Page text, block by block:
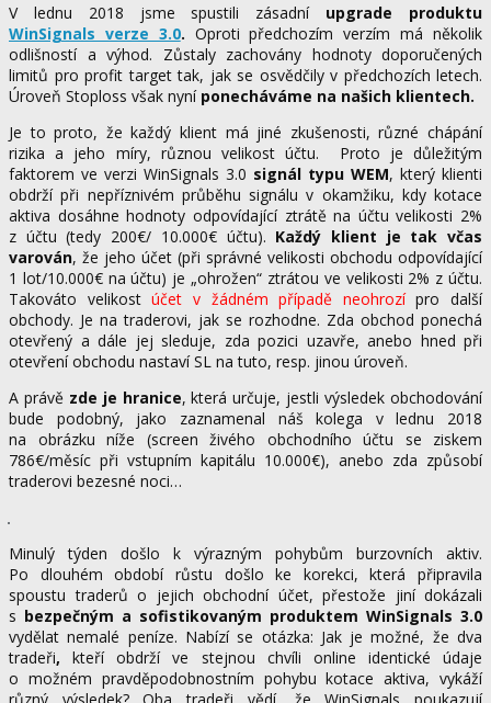
V lednu 2018 jsme spustili zásadní upgrade produktu
WinSignals verze 3.0. Oproti předchozím verzím má několik
odlišností a výhod. Zůstaly zachovány hodnoty doporučených
limitů pro profit target tak, jak se osvědčily v předchozích letech.
Úroveň Stoploss však nyní ponecháváme na našich klientech.
Je to proto, že každý klient má jiné zkušenosti, různé chápání
rizika a jeho míry, různou velikost účtu. Proto je důležitým
faktorem ve verzi WinSignals 3.0 signál typu WEM, který klienti
obdrží při nepříznivém průběhu signálu v okamžiku, kdy kotace
aktiva dosáhne hodnoty odpovídající ztrátě na účtu velikosti 2%
z účtu (tedy 200€/ 10.000€ účtu). Každý klient je tak včas
varován, že jeho účet (při správné velikosti obchodu odpovídající
1 lot/10.000€ na účtu) je „ohrožen“ ztrátou ve velikosti 2% z účtu.
Takováto velikostúčet v žádném případě neohrozípro další
obchody. Je na traderovi, jak se rozhodne. Zda obchod ponechá
otevřený a dále jej sleduje, zda pozici uzavře, anebo hned při
otevření obchodu nastaví SL na tuto, resp. jinou úroveň.
A právě zde je hranice, která určuje, jestli výsledek obchodování
bude podobný, jako zaznamenal náš kolega v lednu 2018
na obrázku níže (screen živého obchodního účtu se ziskem
786€/měsíc při vstupním kapitálu 10.000€), anebo zda způsobí
traderovi bezesné noci…
Minulý týden došlo k výrazným pohybům burzovních aktiv.
Po dlouhém období růstu došlo ke korekci, která připravila
spoustu traderů o jejich obchodní účet, přestože jiní dokázali
s bezpečným a sofistikovaným produktem WinSignals 3.0
vydělat nemalé peníze. Nabízí se otázka: Jak je možné, že dva
tradeři, kteří obdrží ve stejnou chvíli online identické údaje
o možném pravděpodobnostním pohybu kotace aktiva, vykáží
různý výsledek? Oba tradeři vědí, že WinSignals poukazují